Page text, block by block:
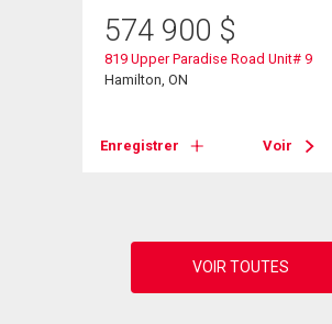
574 900 $
819 Upper Paradise Road Unit# 9
Hamilton, ON
Enregistrer Voir